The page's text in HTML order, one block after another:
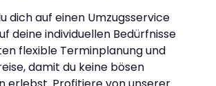
dich auf einen Umzugsservice
deine individuellen Bedürfnisse
flexible Terminplanung und
damit du keine bösen